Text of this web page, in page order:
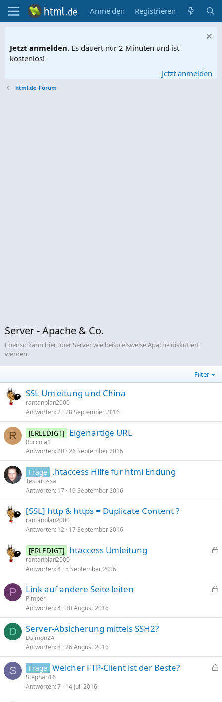
Anmelden Registrieren
Jetzt anmelden. Es dauert nur 2 Minuten und ist
kostenlos!
Jetzt anmelden
html.de-Forum
Server - Apache & Co.
Ebenso kann hier über Server wie beispielsweise Apache diskutiert
werden.
Filter
SSL Umleitung und China
rantanplan2000
Antworten 2 28 September 2016
R [ERLEDIGT] Eigenartige URL
Ruccola1
Antworten 20 26 September 2016
Frage .htaccess Hilfe für html Endung
Testarossa
Antworten 17 19 September 2016
[SSL] http & https = Duplicate Content ?
rantanplan2000
Antworten 12 17 September 2016
p
e
[ERLEDIGT] htaccess Umleitung
rantanplan2000
Antworten 8 5 September 2016
P
p
Link auf andere Seite leiten
Pimper
Antworten 4 30 August 2016
D Server-Absicherung mittels SSH2?
Dsimon24
Antworten 8 26 August 2016
S
p
Frage Welcher FTP-Client ist der Beste?
Stephan16
Antworten 7 14 Juli 2016